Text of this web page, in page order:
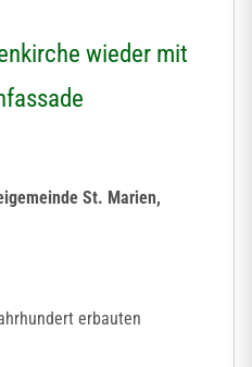
wieder mit
St. Marien,
erbauten